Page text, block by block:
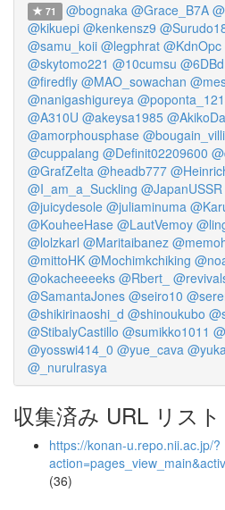
71 @bognaka @Grace_B7A
@kikuepi @kenkensz9
@samu_koii @legphrat @KdnOpc
@skytomo221 @10cumsu
@firedfly @MAO_sowachan
@nanigashigureya
@A310U @akeysa1985
@amorphousphase
@cuppalang @Definit02209600
@GrafZelta @headb777
@I_am_a_Suckling @JapanUSSR
@juicydesole @juliaminuma
@KouheeHase @LautVemoy
@lolzkarl @Maritaibanez
@mittoHK @Mochimkchiking
@okacheeeeks @Rbert_
@SamantaJones @seiro10
@shikirinaoshi_d @shinoukubo
@StibalyCastillo @sumikko1011
@yosswi414_0 @yue_cava
@_nurulrasya
収集済み URL リスト
https://konan-u.repo.nii.ac.jp/?
(36)